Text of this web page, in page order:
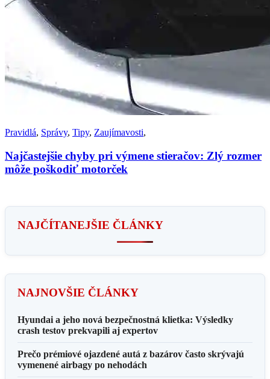
Pravidlá, Správy, Tipy, Zaujímavosti,
Najčastejšie chyby pri výmene stieračov: Zlý rozmer
môže poškodiť motorček
NAJČÍTANEJŠIE ČLÁNKY
NAJNOVŠIE ČLÁNKY
Hyundai a jeho nová bezpečnostná klietka: Výsledky
crash testov prekvapili aj expertov
Prečo prémiové ojazdené autá z bazárov často skrývajú
vymenené airbagy po nehodách